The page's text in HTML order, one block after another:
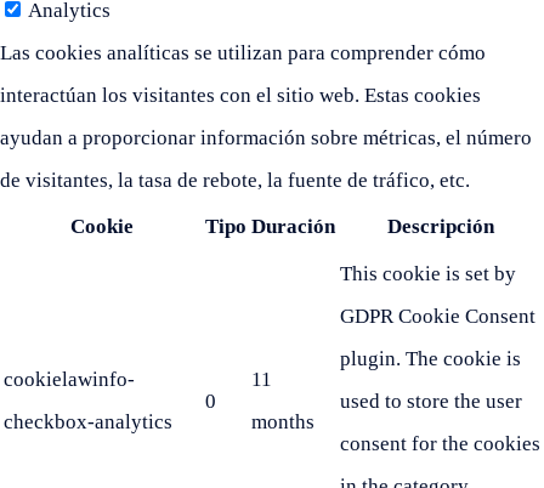
Analytics
Las cookies analíticas se utilizan para comprender cómo
interactúan los visitantes con el sitio web. Estas cookies
ayudan a proporcionar información sobre métricas, el número
de visitantes, la tasa de rebote, la fuente de tráfico, etc.
Cookie
Tipo Duración Descripción
cookielawinfo-
checkbox-analytics
0
11
months
This cookie is set by
GDPR Cookie Consent
plugin. The cookie is
used to store the user
consent for the cookies